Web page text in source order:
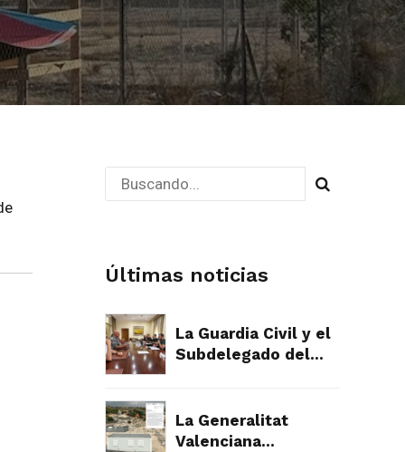
Últimas noticias
La Guardia Civil y el
Subdelegado del
urbanístico que
devora el campo de
La Generalitat
Valenciana